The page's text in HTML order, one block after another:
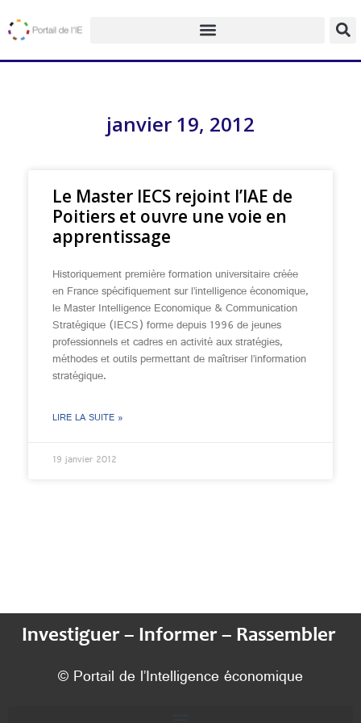
janvier 19, 2012
Le Master IECS rejoint l’IAE de
Poitiers et ouvre une voie en
apprentissage
Historiquement première formation universitaire créée
en France spécifiquement sur l’intelligence économique,
le Master Intelligence Economique & Communication
Stratégique (IECS) forme depuis 1996 de jeunes
professionnels et cadres en activité aux stratégies,
méthodes et outils permettant de maîtriser l’information
stratégique.
LIRE LA SUITE »
19 janvier 2012
Investiguer – Informer – Rassembler
© Portail de l’Intelligence économique